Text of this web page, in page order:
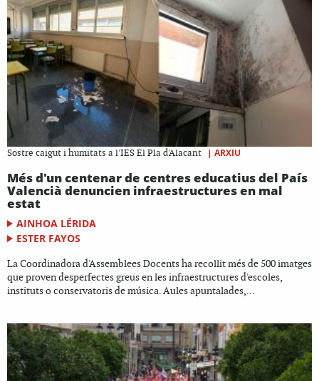
Sostre caigut i humitats a l'IES El Pla d'Alacant | ARXIU
Més d'un centenar de centres educatius del País
Valencià denuncien infraestructures en mal
estat
AINHOA LÉRIDA
ESTER FAYOS
La Coordinadora d'Assemblees Docents ha recollit més de 500 imatges
que proven desperfectes greus en les infraestructures d'escoles,
instituts o conservatoris de música. Aules apuntalades,...